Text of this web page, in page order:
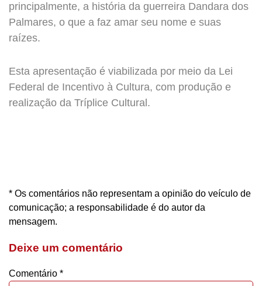
principalmente, a história da guerreira Dandara dos
Palmares, o que a faz amar seu nome e suas
raízes.
Esta apresentação é viabilizada por meio da Lei
Federal de Incentivo à Cultura, com produção e
realização da Tríplice Cultural.
* Os comentários não representam a opinião do veículo de
comunicação; a responsabilidade é do autor da
mensagem.
Deixe um comentário
Comentário *